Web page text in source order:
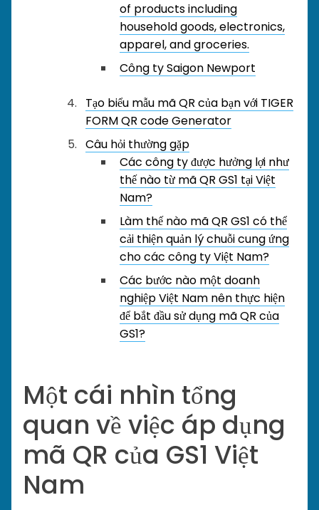
of products including
household goods, electronics,
apparel, and groceries.
Công ty Saigon Newport
Tạo biểu mẫu mã QR của bạn với TIGER
FORM QR code Generator
Câu hỏi thường gặp
Các công ty được hưởng lợi như
thế nào từ mã QR GS1 tại Việt
Nam?
Làm thế nào mã QR GS1 có thể
cải thiện quản lý chuỗi cung ứng
cho các công ty Việt Nam?
Các bước nào một doanh
nghiệp Việt Nam nên thực hiện
để bắt đầu sử dụng mã QR của
GS1?
Một cái nhìn tổng
quan về việc áp dụng
mã QR của GS1 Việt
Nam